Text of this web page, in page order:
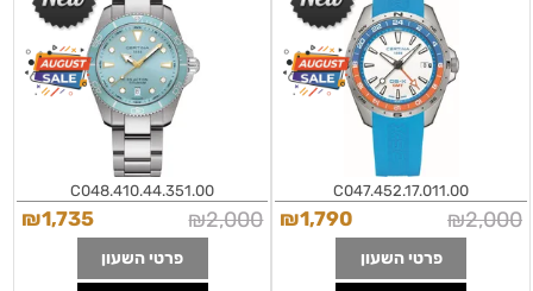
GMT 41mm White Dial Turqoise
Blue Rubber Strap
C0474521701100
C047.452.17.011.00
₪2,000
₪1,790
פרטי השעון
Certina DS Action Titanium Quartz
Light Blue C0484104435100
C048.410.44.351.00
₪2,000
₪1,735
פרטי השעון